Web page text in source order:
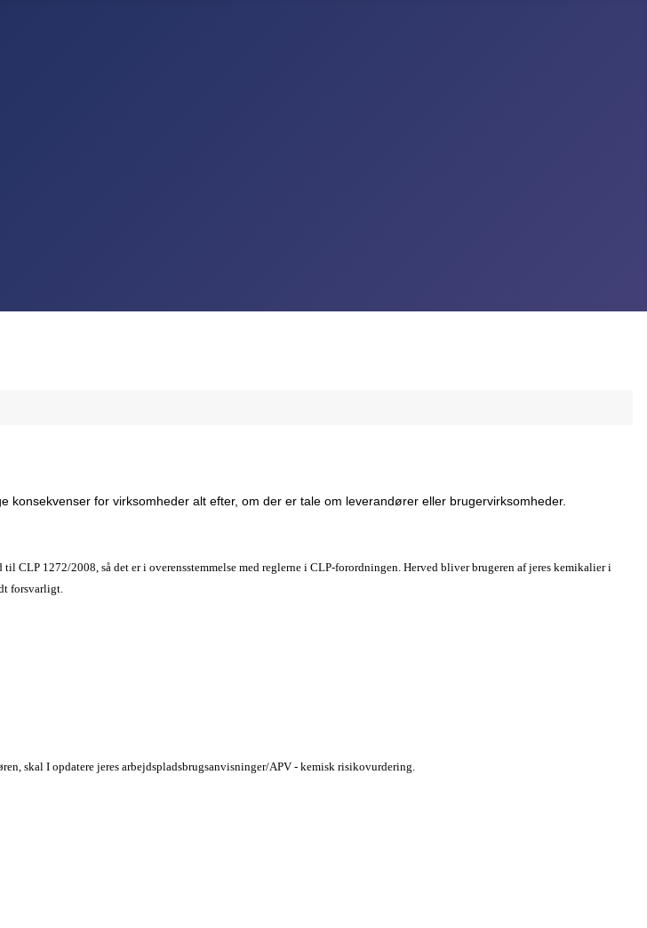
for virksomheder alt efter, om der er tale om leverandører eller brugervirksomheder.
1272/2008, så det er i overensstemmelse med reglerne i CLP-forordningen. Herved bliver brugeren af jeres kemikalier i
forsvarligt.
skal I opdatere jeres arbejdspladsbrugsanvisninger/APV - kemisk risikovurdering.